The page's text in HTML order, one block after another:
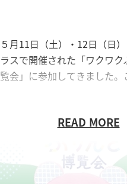
５月11日（土）・12日（日
ラスで開催された「ワクワ
覧会」に参加してきました